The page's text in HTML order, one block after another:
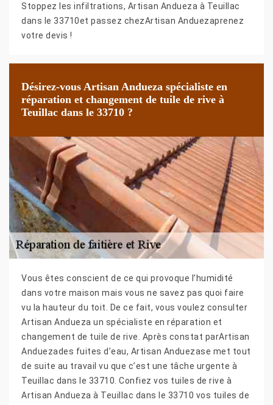
Stoppez les infiltrations, Artisan Andueza à Teuillac
dans le 33710et passez chezArtisan Anduezaprenez
votre devis !
Désirez-vous Artisan Andueza spécialiste en
réparation et changement de tuile de rive à
Teuillac dans le 33710 ?
Vous êtes conscient de ce qui provoque l’humidité
dans votre maison mais vous ne savez pas quoi faire
vu la hauteur du toit. De ce fait, vous voulez consulter
Artisan Andueza un spécialiste en réparation et
changement de tuile de rive. Après constat parArtisan
Anduezades fuites d’eau, Artisan Anduezase met tout
de suite au travail vu que c’est une tâche urgente à
Teuillac dans le 33710. Confiez vos tuiles de rive à
Artisan Andueza à Teuillac dans le 33710 vos tuiles de